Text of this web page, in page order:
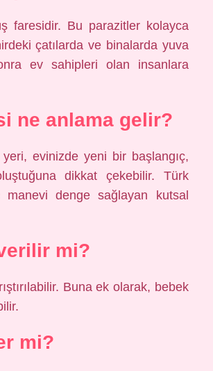
faresidir. Bu parazitler kolayca
çatılarda ve binalarda yuva
ev sahipleri olan insanlara
ne anlama gelir?
evinizde yeni bir başlangıç,
dikkat çekebilir. Türk
denge sağlayan kutsal
mi?
Buna ek olarak, bebek
mi?